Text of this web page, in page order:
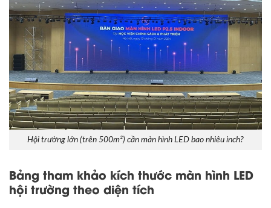
Hội trường lớn (trên 500m²) cần màn hình LED bao nhiêu inch?
Bảng tham khảo kích thước màn hình LED
hội trường theo diện tích